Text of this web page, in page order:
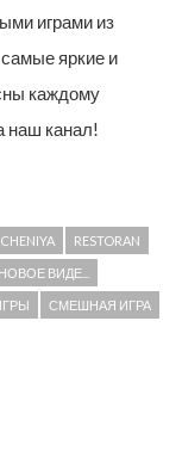
играми из
яркие и
каждому
наш канал!
RESTORAN
НОВОЕ ВИДЕ...
СМЕШНАЯ ИГРА